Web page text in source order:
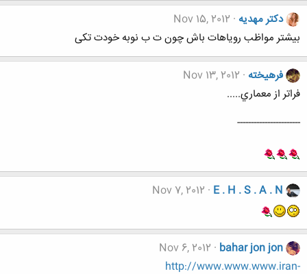
دکتر مهدیه Nov 15, 2012
بیشتر مواظب رویاهات باش چون ت ب نوبه خودت تکی
فرهيخته Nov 13, 2012
فراتر از معماري.....
-----------------------
E . H . S . A . N
Nov 7, 2012
bahar jon jon
Nov 6, 2012
http://www.www.www.iran-